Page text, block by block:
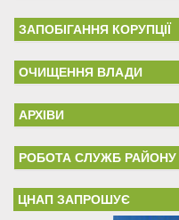
ЗАПОБІГАННЯ КОРУПЦІЇ
ОЧИЩЕННЯ ВЛАДИ
АРХІВИ
РОБОТА СЛУЖБ РАЙОНУ
ЦНАП ЗАПРОШУЄ